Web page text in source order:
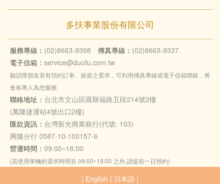
多扶事業股份有限公司
服務專線： (02)8663-9398 傳真專線： (02)8663-9337
電子信箱： service@duofu.com.tw
聽語障朋友若有預約訂車、旅遊之需求，可利用傳真專線或電子信箱聯絡，將
會有專人為您服務
聯絡地址： 台北市文山區羅斯福路五段214號2樓
(萬隆捷運站4號出口2樓)
匯款資訊： 台灣新光商業銀行(代號: 103)
興隆分行 0587-10-100157-6
營運時間： 09:00~18:00
(若使用車輛的需求時間在 09:00~18:00 之外,請提前一日預約)
| English | 日本語 |